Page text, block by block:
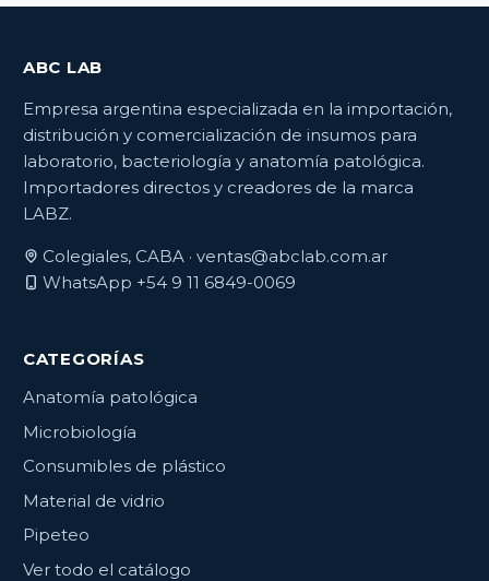
ABC LAB
Empresa argentina especializada en la importación,
distribución y comercialización de insumos para
laboratorio, bacteriología y anatomía patológica.
Importadores directos y creadores de la marca
LABZ.
Colegiales, CABA · ventas@abclab.com.ar
WhatsApp +54 9 11 6849-0069
CATEGORÍAS
Anatomía patológica
Microbiología
Consumibles de plástico
Material de vidrio
Pipeteo
Ver todo el catálogo